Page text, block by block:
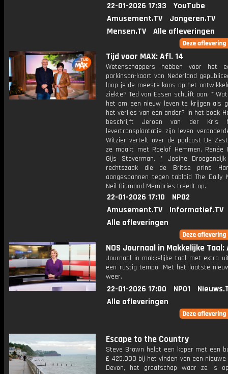
22-01-2026 17:33
YouTube
Amusement.TV
Jongeren.TV
Mensen.TV
Alle afleveringen
Tijd voor MAX: Afl. 14
Wetenschappers hebben voor het
parkinson-kaart van Nederland
loop je de meeste kans op het
ziekte? Ted van Essen schuift aan. *
het om een nieuw leven te krijgen als
het verlies van een ander? In het boek
beschrijft Jeroen van der Kris
levertransplantatie zijn leven
Witzier vertelt over de podcast De
ze maakt met Roelof Hemmen, Renée
Gijs Staverman. * Josine
rechtszaak die de Britse prins
aangespannen tegen tabloid The Daily
Neil Diamond Memories treedt op.
22-01-2026 17:10
NPO2
Amusement.TV
Informatief.TV
Alle afleveringen
NOS Journaal in Makkelijke Taal:
Journaal in makkelijke taal met extra
een rustig tempo. Met het laatste
weer.
22-01-2026 17:00 NPO1
Alle afleveringen
Escape to the Country
Steve Brown helpt een koper met een
£ 425.000 bij het vinden van een nieuwe
Devon, het graafschap waar ze is